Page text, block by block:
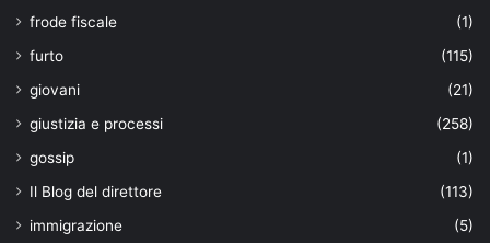
frode fiscale
(1)
furto
(115)
giovani
(21)
giustizia e processi
(258)
gossip
(1)
Il Blog del direttore
(113)
immigrazione
(5)